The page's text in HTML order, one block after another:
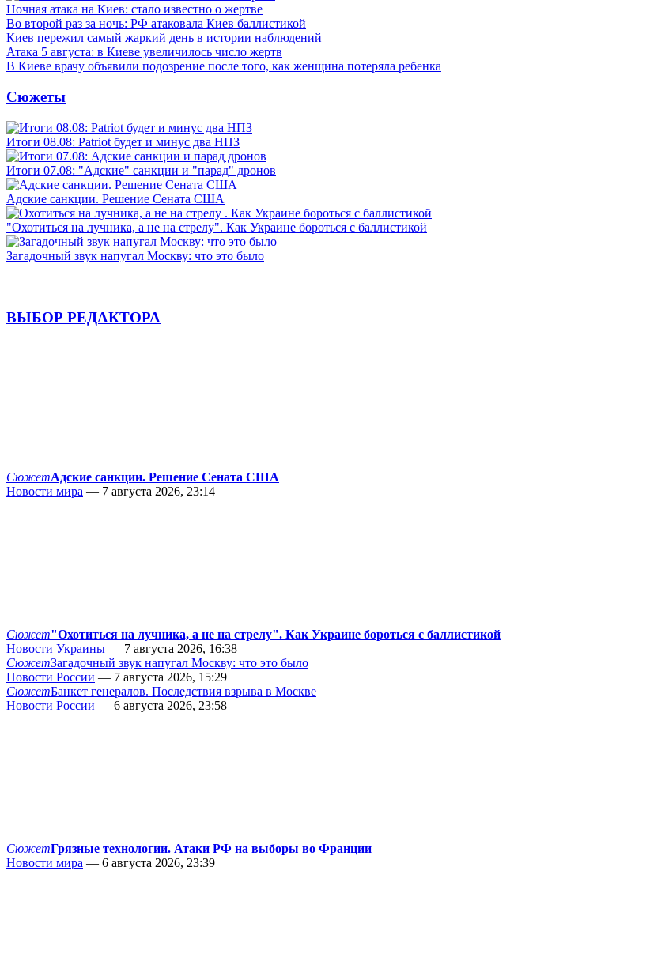
Ночная атака на Киев: стало известно о жертве
Во второй раз за ночь: РФ атаковала Киев баллистикой
Киев пережил самый жаркий день в истории наблюдений
Атака 5 августа: в Киеве увеличилось число жертв
В Киеве врачу объявили подозрение после того, как женщина потеряла ребенка
Сюжеты
Итоги 08.08: Patriot будет и минус два НПЗ
Итоги 07.08: "Адские" санкции и "парад" дронов
Адские санкции. Решение Сената США
"Охотиться на лучника, а не на стрелу". Как Украине бороться с баллистикой
Загадочный звук напугал Москву: что это было
ВЫБОР РЕДАКТОРА
СюжетАдские санкции. Решение Сената США
Новости мира — 7 августа 2026, 23:14
Сюжет"Охотиться на лучника, а не на стрелу". Как Украине бороться с баллистикой
Новости Украины — 7 августа 2026, 16:38
СюжетЗагадочный звук напугал Москву: что это было
Новости России — 7 августа 2026, 15:29
СюжетБанкет генералов. Последствия взрыва в Москве
Новости России — 6 августа 2026, 23:58
СюжетГрязные технологии. Атаки РФ на выборы во Франции
Новости мира — 6 августа 2026, 23:39